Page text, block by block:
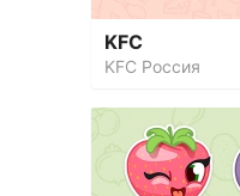
KFC
KFC Россия